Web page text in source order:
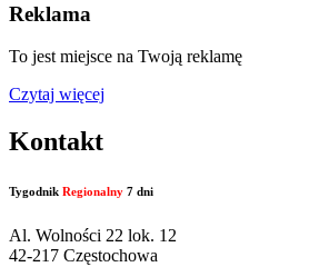
Reklama
To jest miejsce na Twoją reklamę
Czytaj więcej
Kontakt
Tygodnik Regionalny 7 dni
Al. Wolności 22 lok. 12
42-217 Częstochowa